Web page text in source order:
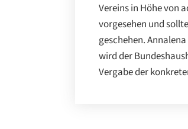
Vereins in Höhe von
vorgesehen und
geschehen.
wird der
Vergabe der